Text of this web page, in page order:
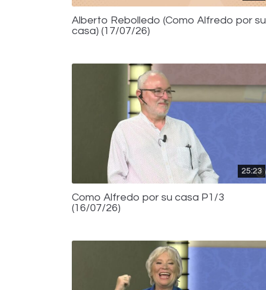
Alberto Rebolledo (Como Alfredo por su
casa) (17/07/26)
25:23
Como Alfredo por su casa P1/3
(16/07/26)